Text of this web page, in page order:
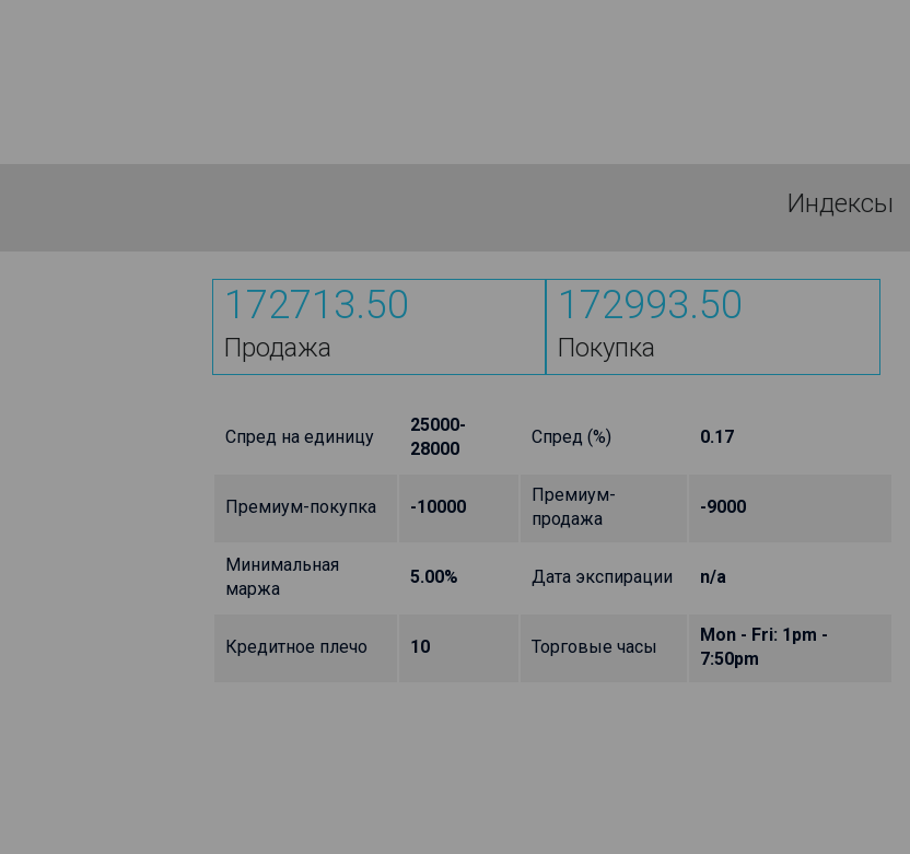
Индексы
172713.50
Продажа
172993.50
Покупка
Спред на единицу
25000-
28000
Спред (%) 0.17
Премиум-покупка -10000
Премиум-
продажа
-9000
Минимальная
маржа
5.00% Дата экспирации n/a
Кредитное плечо 10 Торговые часы
Mon - Fri: 1pm -
7:50pm